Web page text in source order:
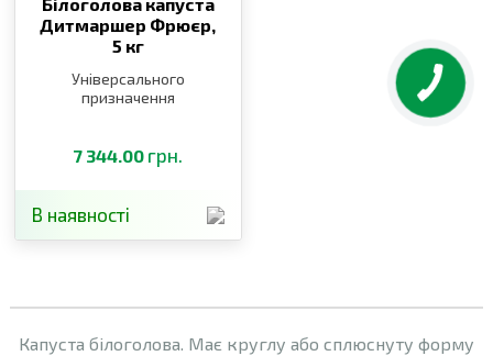
Дитмаршер Фрюєр,
5 кг
Універсального
призначення
7 344.00 грн.
В наявності
Капуста білоголова. Має круглу або сплюснуту форму